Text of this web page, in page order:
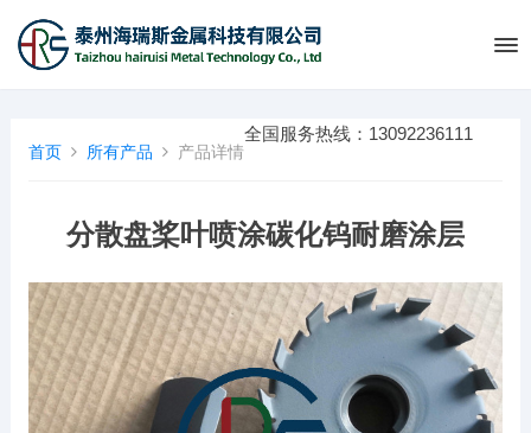
全国服务热线：13092236111
首页 所有产品 产品详情
分散盘桨叶喷涂碳化钨耐磨涂层